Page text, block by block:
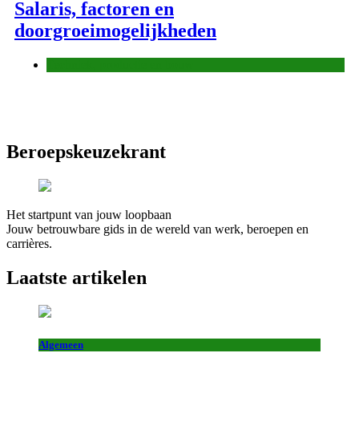
Salaris, factoren en
doorgroeimogelijkheden
Beroepskeuzekrant
Het startpunt van jouw loopbaan
Jouw betrouwbare gids in de wereld van werk, beroepen en
carrières.
Laatste artikelen
Algemeen